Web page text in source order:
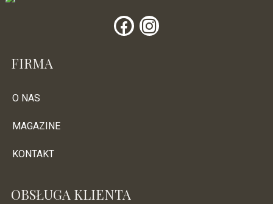
FIRMA
O NAS
MAGAZINE
KONTAKT
OBSŁUGA KLIENTA